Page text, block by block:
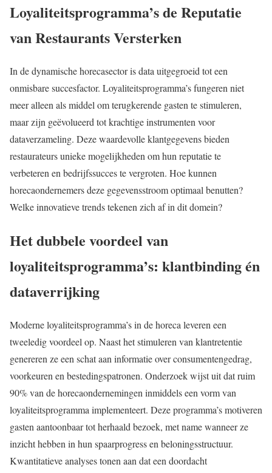
Loyaliteitsprogramma’s de Reputatie
van Restaurants Versterken
In de dynamische horecasector is data uitgegroeid tot een
onmisbare succesfactor. Loyaliteitsprogramma’s fungeren niet
meer alleen als middel om terugkerende gasten te stimuleren,
maar zijn geëvolueerd tot krachtige instrumenten voor
dataverzameling. Deze waardevolle klantgegevens bieden
restaurateurs unieke mogelijkheden om hun reputatie te
verbeteren en bedrijfssucces te vergroten. Hoe kunnen
horecaondernemers deze gegevensstroom optimaal benutten?
Welke innovatieve trends tekenen zich af in dit domein?
Het dubbele voordeel van
loyaliteitsprogramma’s: klantbinding én
dataverrijking
Moderne loyaliteitsprogramma’s in de horeca leveren een
tweeledig voordeel op. Naast het stimuleren van klantretentie
genereren ze een schat aan informatie over consumentengedrag,
voorkeuren en bestedingspatronen. Onderzoek wijst uit dat ruim
90% van de horecaondernemingen inmiddels een vorm van
loyaliteitsprogramma implementeert. Deze programma’s motiveren
gasten aantoonbaar tot herhaald bezoek, met name wanneer ze
inzicht hebben in hun spaarprogress en beloningsstructuur.
Kwantitatieve analyses tonen aan dat een doordacht